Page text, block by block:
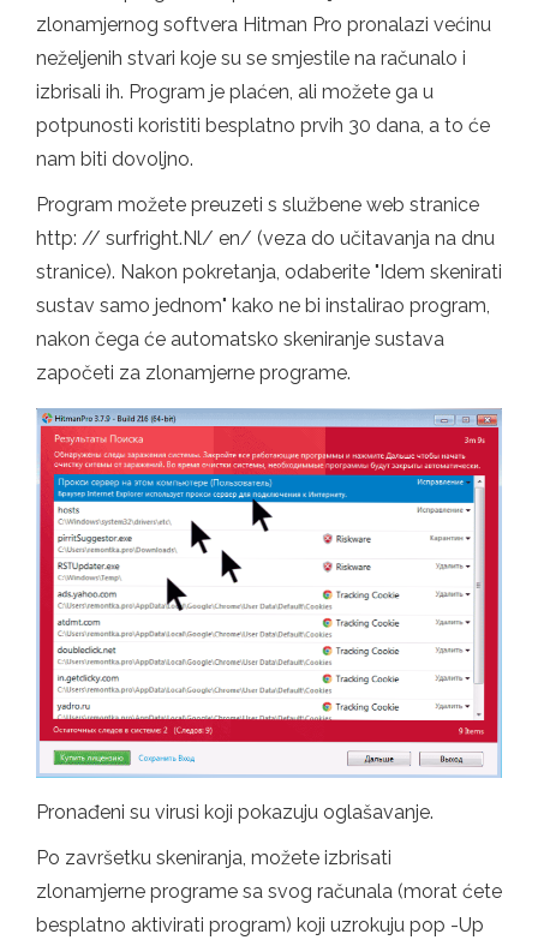
zlonamjernog softvera Hitman Pro pronalazi većinu
neželjenih stvari koje su se smjestile na računalo i
izbrisali ih. Program je plaćen, ali možete ga u
potpunosti koristiti besplatno prvih 30 dana, a to će
nam biti dovoljno.
Program možete preuzeti s službene web stranice
http: // surfright.Nl/ en/ (veza do učitavanja na dnu
stranice). Nakon pokretanja, odaberite "Idem skenirati
sustav samo jednom" kako ne bi instalirao program,
nakon čega će automatsko skeniranje sustava
započeti za zlonamjerne programe.
Pronađeni su virusi koji pokazuju oglašavanje.
Po završetku skeniranja, možete izbrisati
zlonamjerne programe sa svog računala (morat ćete
besplatno aktivirati program) koji uzrokuju pop -Up